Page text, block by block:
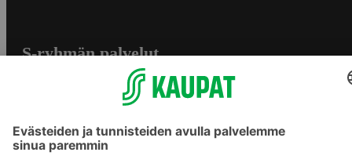
S-ryhmän palvelut
Yhteishyvä Ruoka -sovellus
S-ostoslista -sovellus